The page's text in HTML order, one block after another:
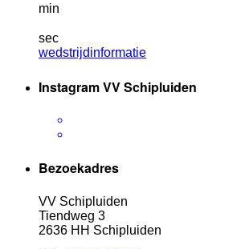
min
sec
wedstrijdinformatie
Instagram VV Schipluiden
Bezoekadres
VV Schipluiden
Tiendweg 3
2636 HH Schipluiden